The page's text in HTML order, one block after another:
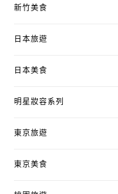
新竹美食
日本旅遊
日本美食
明星妝容系列
東京旅遊
東京美食